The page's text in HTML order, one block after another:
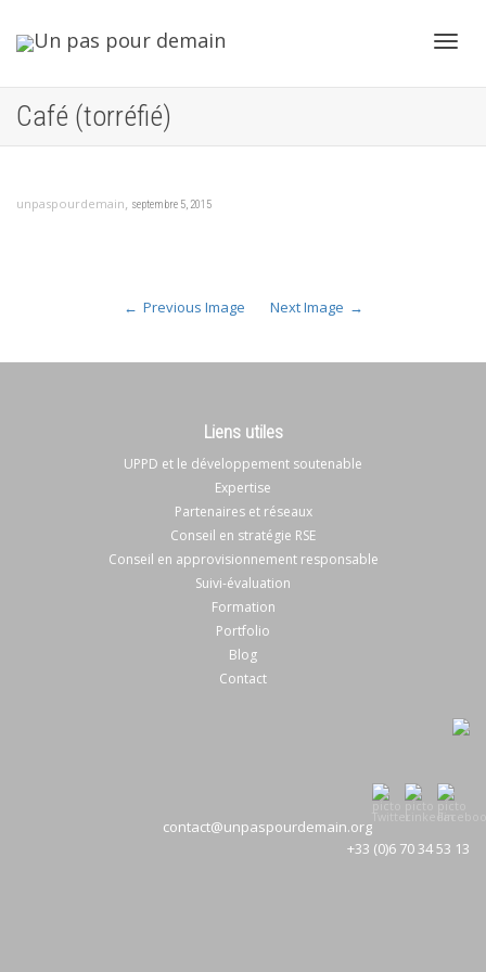
Café (torréfié)
unpaspourdemain, septembre 5, 2015
Previous Image Next Image
Liens utiles
UPPD et le développement soutenable
Expertise
Partenaires et réseaux
Conseil en stratégie RSE
Conseil en approvisionnement responsable
Suivi-évaluation
Formation
Portfolio
Blog
Contact
contact@unpaspourdemain.org
+33 (0)6 70 34 53 13